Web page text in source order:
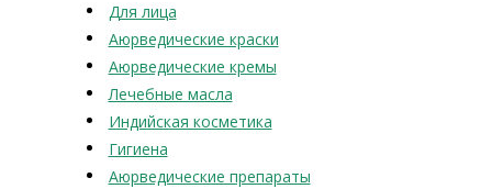
Для лица
Аюрведические краски
Аюрведические кремы
Лечебные масла
Индийская косметика
Гигиена
Аюрведические препараты